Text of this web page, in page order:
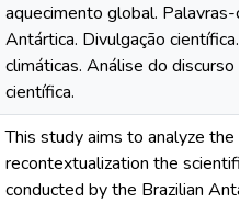
aquecimento global. Palavras-
Antártica. Divulgação científica.
climáticas. Análise do discurso
científica.
This study aims to analyze the
recontextualization the
conducted by the Brazilian